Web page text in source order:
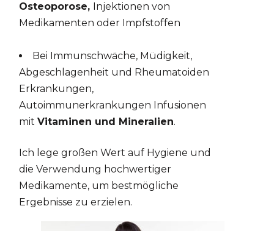
Osteoporose, Injektionen von
Medikamenten oder Impfstoffen
Bei Immunschwäche, Müdigkeit,
Abgeschlagenheit und Rheumatoiden
Erkrankungen,
Autoimmunerkrankungen Infusionen
mitVitaminen und Mineralien.
Ich lege großen Wert auf Hygiene und
die Verwendung hochwertiger
Medikamente, um bestmögliche
Ergebnisse zu erzielen.